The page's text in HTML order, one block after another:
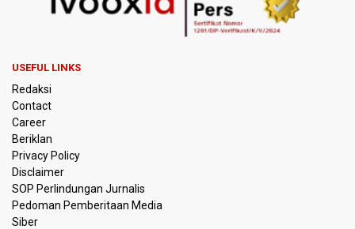
Menperin Sebut Insentif Kendaraan Listrik untuk Produk
Lawan Persib Bandung
Dari Literasi Teks ke Literasi Multimodal
Kemenag Terbitkan 40 Buku Digital Pendidikan Agama
Islam, Dapat Diunduh Gratis
USEFUL LINKS
Redaksi
Contact
Career
Beriklan
Privacy Policy
Disclaimer
SOP Perlindungan Jurnalis
Pedoman Pemberitaan Media
Siber